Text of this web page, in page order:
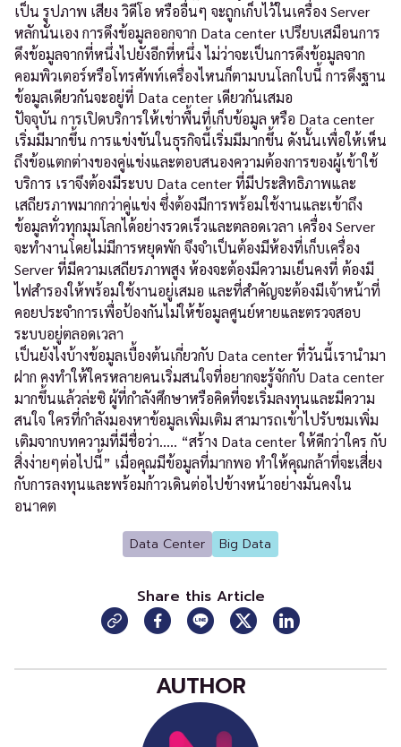
เป็น รูปภาพ เสียง วิดีโอ หรืออื่นๆ จะถูกเก็บไว้ในเครื่อง Server
หลักนั่นเอง การดึงข้อมูลออกจาก Data center เปรียบเสมือนการ
ดึงข้อมูลจากที่หนึ่งไปยังอีกที่หนึ่ง ไม่ว่าจะเป็นการดึงข้อมูลจาก
คอมพิวเตอร์หรือโทรศัพท์เครื่องไหนก็ตามบนโลกใบนี้ การดึงฐาน
ข้อมูลเดียวกันจะอยู่ที่ Data center เดียวกันเสมอ
ปัจจุบัน การเปิดบริการให้เช่าพื้นที่เก็บข้อมูล หรือ Data center
เริ่มมีมากขึ้น การแข่งขันในธุรกิจนี้เริ่มมีมากขึ้น ดังนั้นเพื่อให้เห็น
ถึงข้อแตกต่างของคู่แข่งและตอบสนองความต้องการของผู้เข้าใช้
บริการ เราจึงต้องมีระบบ Data center ที่มีประสิทธิภาพและ
เสถียรภาพมากกว่าคู่แข่ง ซึ่งต้องมีการพร้อมใช้งานและเข้าถึง
ข้อมูลทั่วทุกมุมโลกได้อย่างรวดเร็วและตลอดเวลา เครื่อง Server
จะทำงานโดยไม่มีการหยุดพัก จึงจำเป็นต้องมีห้องที่เก็บเครื่อง
Server ที่มีความเสถียรภาพสูง ห้องจะต้องมีความเย็นคงที่ ต้องมี
ไฟสำรองให้พร้อมใช้งานอยู่เสมอ และที่สำคัญจะต้องมีเจ้าหน้าที่
คอยประจำการเพื่อป้องกันไม่ให้ข้อมูลศูนย์หายและตรวจสอบ
ระบบอยู่ตลอดเวลา
เป็นยังไงบ้างข้อมูลเบื้องต้นเกี่ยวกับ Data center ที่วันนี้เรานำมา
ฝาก คงทำให้ใครหลายคนเริ่มสนใจที่อยากจะรู้จักกับ Data center
มากขึ้นแล้วล่ะซิ ผู้ที่กำลังศึกษาหรือคิดที่จะเริ่มลงทุนและมีความ
สนใจ ใครที่กำลังมองหาข้อมูลเพิ่มเติม สามารถเข้าไปรับชมเพิ่ม
เติมจากบทความที่มีชื่อว่า….. “สร้าง Data center ให้ดีกว่าใคร กับ
สิ่งง่ายๆต่อไปนี้” เมื่อคุณมีข้อมูลที่มากพอ ทำให้คุณกล้าที่จะเสี่ยง
กับการลงทุนและพร้อมก้าวเดินต่อไปข้างหน้าอย่างมั่นคงใน
อนาคต
Data Center Big Data
Share this Article
AUTHOR